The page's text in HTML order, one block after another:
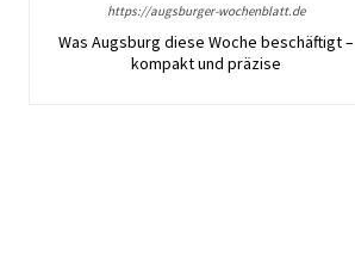
https://augsburger-wochenblatt.de
Was Augsburg diese Woche beschäftigt –
kompakt und präzise